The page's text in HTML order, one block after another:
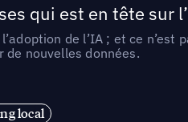
qui est en tête sur
de l’IA ; et ce
nouvelles données.
local